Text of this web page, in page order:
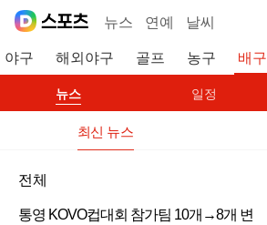
뉴스 연예 날씨
야구 해외야구 골프 농구 배구
뉴스 일정
최신 뉴스
전체
통영 KOVO컵대회 참가팀 10개→8개 변